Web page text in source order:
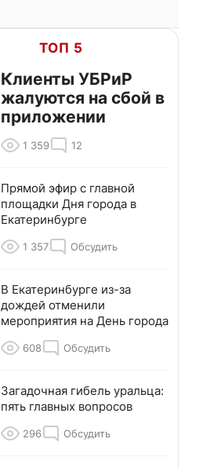
ТОП 5
Клиенты УБРиР
жалуются на сбой в
приложении
1 359 12
Прямой эфир с главной
площадки Дня города в
Екатеринбурге
1 357 Обсудить
В Екатеринбурге из-за
дождей отменили
мероприятия на День города
608 Обсудить
Загадочная гибель уральца:
пять главных вопросов
296 Обсудить